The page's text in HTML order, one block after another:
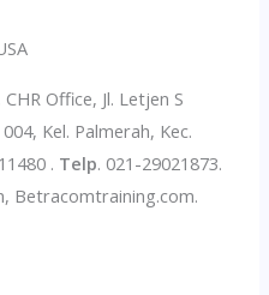
Office, Jl. Letjen S
Kel. Palmerah, Kec.
. Telp. 021-29021873.
Betracomtraining.com.